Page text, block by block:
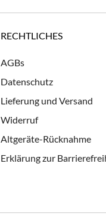
RECHTLICHES
AGBs
Datenschutz
Lieferung und Versand
Widerruf
Altgeräte-Rücknahme
Erklärung zur